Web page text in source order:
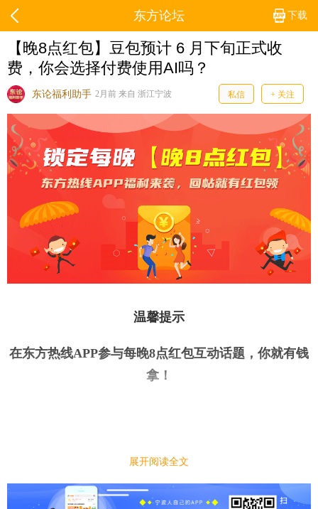
下载
东方论坛
【晚8点红包】豆包预计 6 月下旬正式收
费，你会选择付费使用AI吗？
东论福利助手 2月前 来自 浙江宁波 私信 + 关注
温馨提示
在东方热线APP参与每晚8点红包互动话题，你就有钱
拿 ！
展开阅读全文